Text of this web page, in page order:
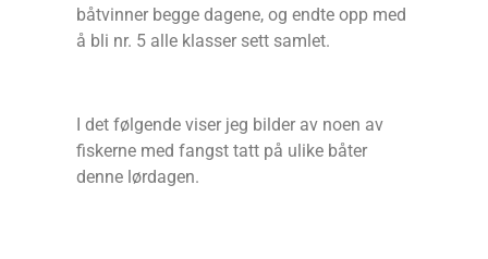
båtvinner begge dagene, og endte opp med
å bli nr. 5 alle klasser sett samlet.
I det følgende viser jeg bilder av noen av
fiskerne med fangst tatt på ulike båter
denne lørdagen.